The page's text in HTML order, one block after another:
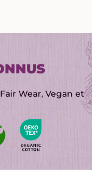
Wear, Vegan et